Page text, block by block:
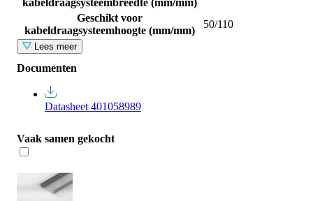
Geschikt voor
kabeldraagsysteemhoogte (mm/mm)
50/110
Lees meer
Documenten
Datasheet 401058989
Vaak samen gekocht